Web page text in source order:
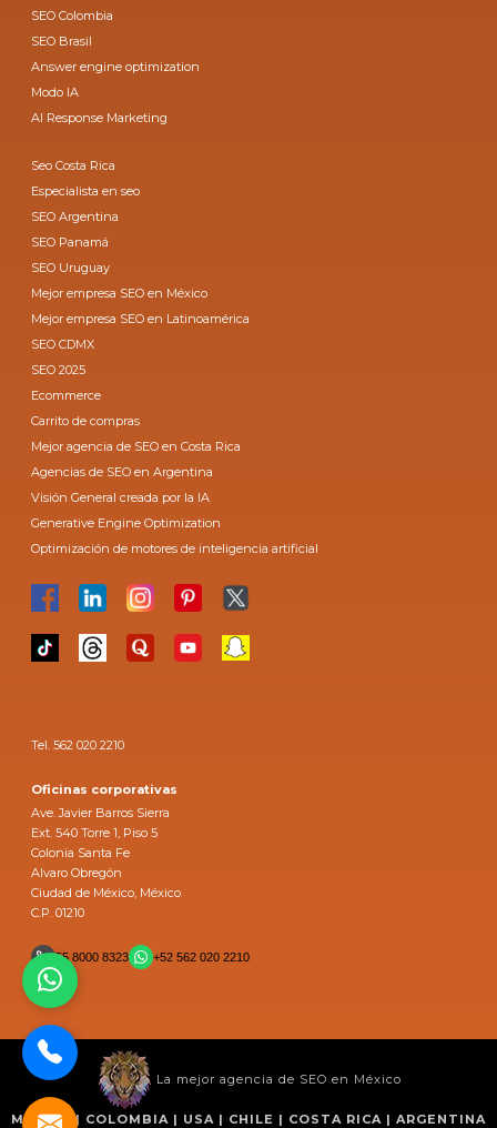
SEO Colombia
SEO Brasil
Answer engine optimization
Modo IA
AI Response Marketing
Seo Costa Rica
Especialista en seo
SEO Argentina
SEO Panamá
SEO Uruguay
Mejor empresa SEO en México
Mejor empresa SEO en Latinoamérica
SEO CDMX
SEO 2025
Ecommerce
Carrito de compras
Mejor agencia de SEO en Costa Rica
Agencias de SEO en Argentina
Visión General creada por la IA
Generative Engine Optimization
Optimización de motores de inteligencia artificial
Tel. 562 020 2210
Oficinas corporativas
Ave. Javier Barros Sierra
Ext. 540 Torre 1, Piso 5
Colonia Santa Fe
Alvaro Obregón
Ciudad de México, México
C.P. 01210
55 8000 8323 +52 562 020 2210
La mejor agencia de SEO en México
MÉXICO | COLOMBIA | USA | CHILE | COSTA RICA | ARGENTINA